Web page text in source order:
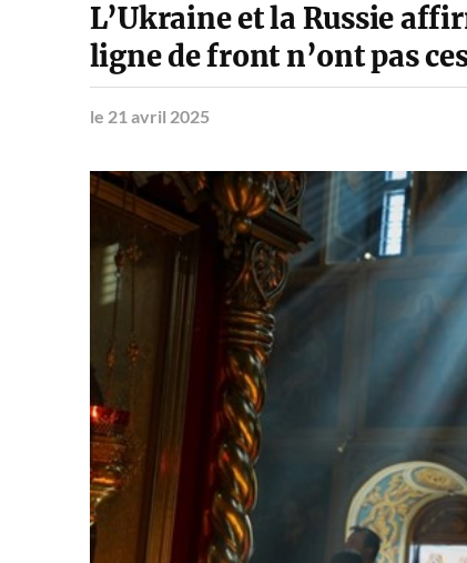
L’Ukraine et la Russie
ligne de front n’ont pas
le 21 avril 2025